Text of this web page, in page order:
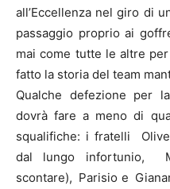
all’Eccellenza nel giro di
passaggio proprio ai
mai come tutte le altre
fatto la storia del team
Qualche defezione per
dovrà fare a meno di
squalifiche: i fratelli
dal lungo infortunio,
scontare), Parisio e